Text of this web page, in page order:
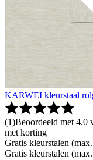
KARWEI kleurstaal
(1)Beoordeeld met 4.0
met korting
Gratis kleurstalen
Gratis kleurstalen